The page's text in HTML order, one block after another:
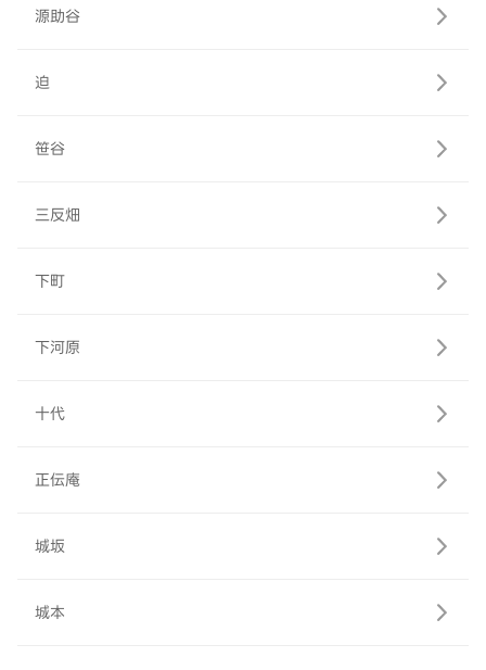
源助谷
迫
笹谷
三反畑
下町
下河原
十代
正伝庵
城坂
城本